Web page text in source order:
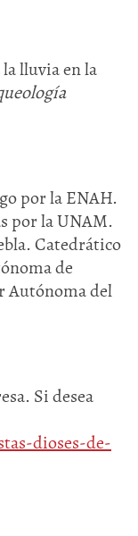
lluvia en la
por la ENAH.
por la UNAM.
Catedrático
de
Autónoma del
Si desea
dioses-de-